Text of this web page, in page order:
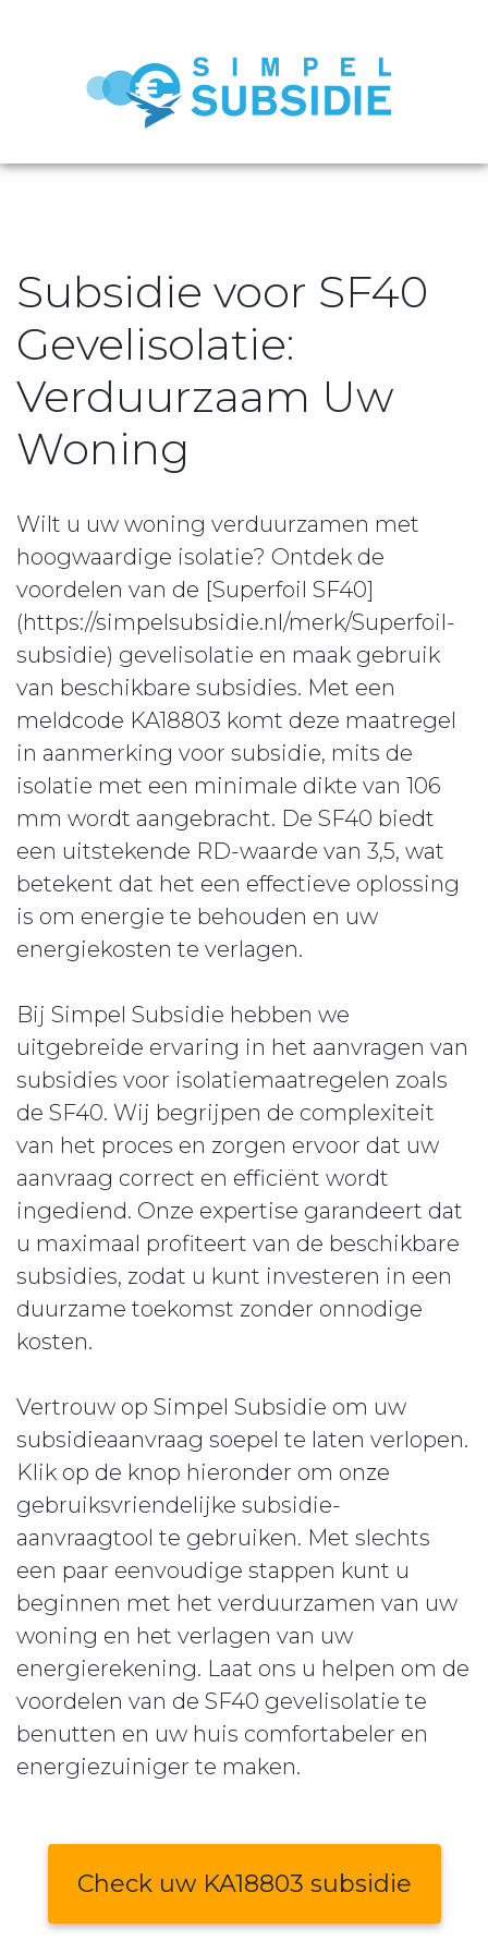
Subsidie voor SF40
Gevelisolatie:
Verduurzaam Uw
Woning
Wilt u uw woning verduurzamen met
hoogwaardige isolatie? Ontdek de
voordelen van de [Superfoil SF40]
(https://simpelsubsidie.nl/merk/Superfoil-
subsidie) gevelisolatie en maak gebruik
van beschikbare subsidies. Met een
meldcode KA18803 komt deze maatregel
in aanmerking voor subsidie, mits de
isolatie met een minimale dikte van 106
mm wordt aangebracht. De SF40 biedt
een uitstekende RD-waarde van 3,5, wat
betekent dat het een effectieve oplossing
is om energie te behouden en uw
energiekosten te verlagen.
Bij Simpel Subsidie hebben we
uitgebreide ervaring in het aanvragen van
subsidies voor isolatiemaatregelen zoals
de SF40. Wij begrijpen de complexiteit
van het proces en zorgen ervoor dat uw
aanvraag correct en efficiënt wordt
ingediend. Onze expertise garandeert dat
u maximaal profiteert van de beschikbare
subsidies, zodat u kunt investeren in een
duurzame toekomst zonder onnodige
kosten.
Vertrouw op Simpel Subsidie om uw
subsidieaanvraag soepel te laten verlopen.
Klik op de knop hieronder om onze
gebruiksvriendelijke subsidie-
aanvraagtool te gebruiken. Met slechts
een paar eenvoudige stappen kunt u
beginnen met het verduurzamen van uw
woning en het verlagen van uw
energierekening. Laat ons u helpen om de
voordelen van de SF40 gevelisolatie te
benutten en uw huis comfortabeler en
energiezuiniger te maken.
Check uw KA18803 subsidie